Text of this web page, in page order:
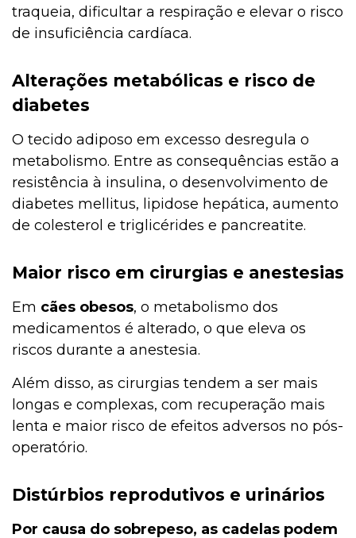
traqueia, dificultar a respiração e elevar o risco
de insuficiência cardíaca.
Alterações metabólicas e risco de
diabetes
O tecido adiposo em excesso desregula o
metabolismo. Entre as consequências estão a
resistência à insulina, o desenvolvimento de
diabetes mellitus, lipidose hepática, aumento
de colesterol e triglicérides e pancreatite.
Maior risco em cirurgias e anestesias
Em cães obesos, o metabolismo dos
medicamentos é alterado, o que eleva os
riscos durante a anestesia.
Além disso, as cirurgias tendem a ser mais
longas e complexas, com recuperação mais
lenta e maior risco de efeitos adversos no pós-
operatório.
Distúrbios reprodutivos e urinários
Por causa do sobrepeso, as cadelas podem